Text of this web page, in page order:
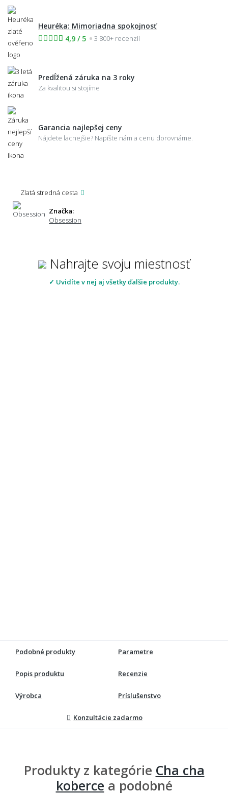
Heuréka: Mimoriadna spokojnosť
4,9 / 5
3 800+ recenzií
Predĺžená záruka na 3 roky
Za kvalitou si stojíme
Garancia najlepšej ceny
Nájdete lacnejšie? Napíšte nám a cenu dorovnáme.
Zlatá stredná cesta
Značka:
Obsession
Nahrajte svoju miestnosť
✓ Uvidíte v nej aj všetky ďalšie produkty.
Podobné produkty Parametre
Popis produktu Recenzie
Výrobca Príslušenstvo
Konzultácie zadarmo
Produkty z kategórie Cha cha
koberce a podobné